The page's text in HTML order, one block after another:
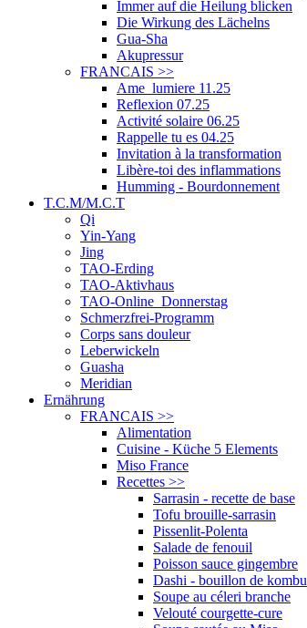
Immer auf die Heilung blicken
Die Wirkung des Lächelns
Gua-Sha
Akupressur
FRANCAIS >>
Ame_lumiere 11.25
Reflexion 07.25
Activité solaire 06.25
Rappelle tu es 04.25
Invitation à la transformation
Libère-toi des inflammations
Humming - Bourdonnement
T.C.M/M.C.T
Qi
Yin-Yang
Jing
TAO-Erding
TAO-Aktivhaus
TAO-Online_Donnerstag
Schmerzfrei-Programm
Corps sans douleur
Leberwickeln
Guasha
Meridian
Ernährung
FRANCAIS >>
Alimentation
Cuisine - Küche 5 Elements
Miso France
Recettes >>
Sarrasin - recette de base
Tofu brouille-sarrasin
Pissenlit-Polenta
Salade de fenouil
Poisson sauce gingembre
Dashi - bouillon de kombu
Soupe au céleri branche
Velouté courgette-cure